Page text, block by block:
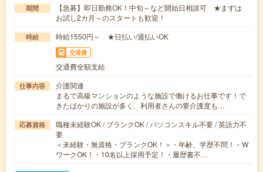
期間
【急募】即日勤務OK！中旬～など開始日相談可 ★まずは
お試し2カ月～のスタートも歓迎！
時給 時給1550円～ ★日払い/週払いOK
交通費
交通費全額支給
仕事内容
介護関連
まるで高級マンションのような施設で働けるお仕事です！で
きたばかりの施設が多く、利用者さんの要介護度も…
応募資格
職種未経験OK / ブランクOK / パソコンスキル不要 / 英語力不
要
＜未経験・無資格・ブランクOK！＞・年齢、学歴不問！・W
ワークOK！・10名以上採用予定！・履歴書不…